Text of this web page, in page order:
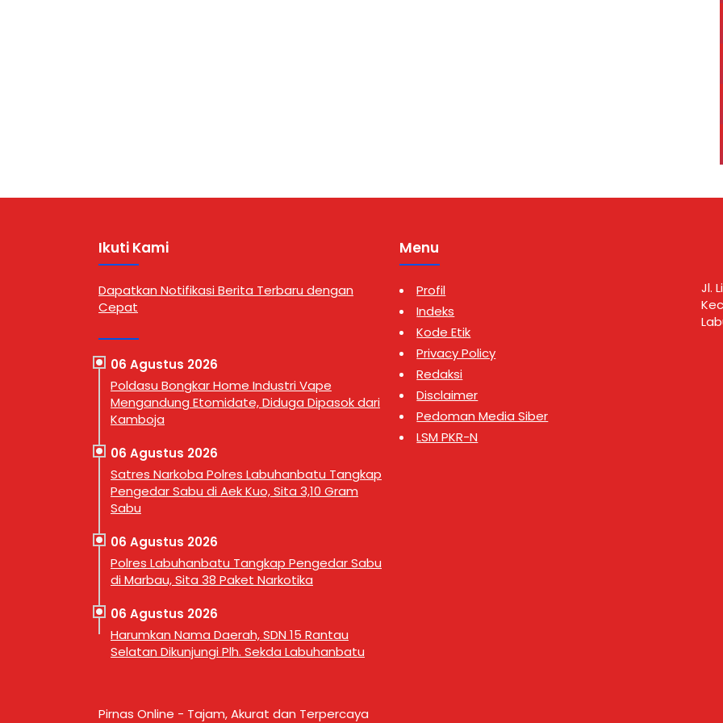
Ikuti Kami
Dapatkan Notifikasi Berita Terbaru dengan
Cepat
06 Agustus 2026
Poldasu Bongkar Home Industri Vape
Mengandung Etomidate, Diduga Dipasok dari
Kamboja
06 Agustus 2026
Satres Narkoba Polres Labuhanbatu Tangkap
Pengedar Sabu di Aek Kuo, Sita 3,10 Gram
Sabu
06 Agustus 2026
Polres Labuhanbatu Tangkap Pengedar Sabu
di Marbau, Sita 38 Paket Narkotika
06 Agustus 2026
Harumkan Nama Daerah, SDN 15 Rantau
Selatan Dikunjungi Plh. Sekda Labuhanbatu
Menu
Profil
Indeks
Kode Etik
Privacy Policy
Redaksi
Disclaimer
Pedoman Media Siber
LSM PKR-N
Jl.
Pirnas Online - Tajam, Akurat dan Terpercaya